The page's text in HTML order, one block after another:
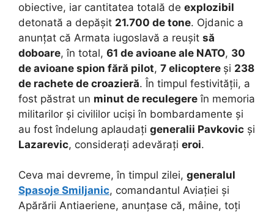
obiective, iar cantitatea totală de explozibil
detonată a depășit 21.700 de tone. Ojdanic a
anunțat că Armata iugoslavă a reușit să
doboare, în total, 61 de avioane ale NATO, 30
de avioane spion fără pilot, 7 elicoptere și 238
de rachete de croazieră. În timpul festivității, a
fost păstrat un minut de reculegere în memoria
militarilor și civililor uciși în bombardamente și
au fost îndelung aplaudați generalii Pavkovic și
Lazarevic, considerați adevărați eroi.
Ceva mai devreme, în timpul zilei, generalul
Spasoje Smiljanic, comandantul Aviației și
Apărării Antiaeriene, anunțase că, mâine, toți